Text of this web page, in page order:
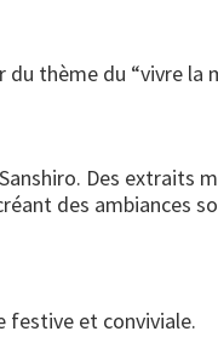
thème du “vivre la
Des extraits
des ambiances
festive et conviviale.